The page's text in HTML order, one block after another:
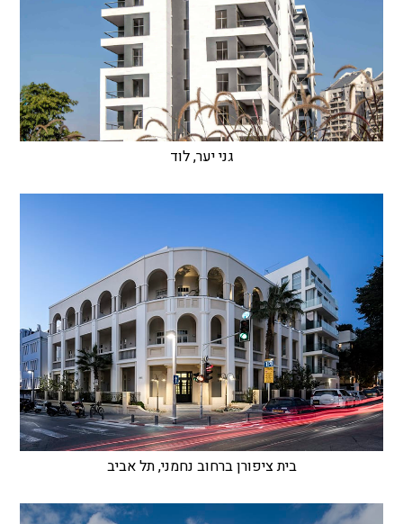
גני יער, לוד
בית ציפורן ברחוב נחמני, תל אביב